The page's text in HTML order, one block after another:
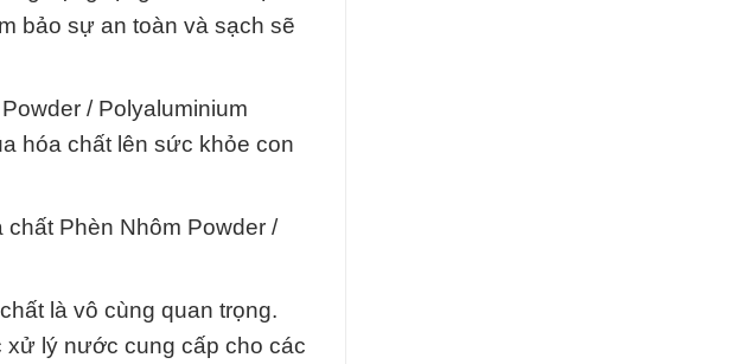
bảo sự an toàn và sạch sẽ
/ Polyaluminium
hóa chất lên sức khỏe con
Phèn Nhôm Powder /
là vô cùng quan trọng.
xử lý nước cung cấp cho các